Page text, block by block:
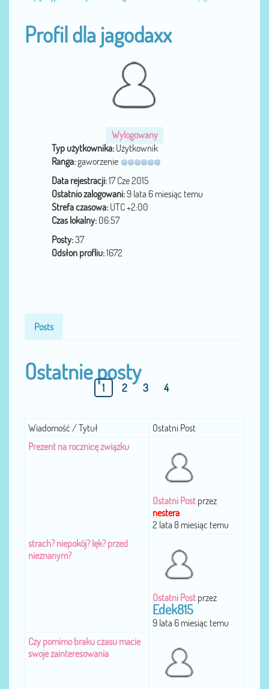
Profil dla jagodaxx
Wylogowany
Typ użytkownika: Użytkownik
Ranga:gaworzenie
Data rejestracji:17 Cze 2015
Ostatnio zalogowani:9 lata 6 miesiąc temu
Strefa czasowa: UTC +2:00
Czas lokalny: 06:57
Posty:37
Odsłon profliu:1672
Posts
Ostatnie posty
1 2 3 4
Wiadomość / Tytuł
Ostatni Post
Prezent na rocznicę związku
Ostatni Post przez
nestera
2 lata 8 miesiąc temu
strach? niepokój? lęk? przed
nieznanym?
Ostatni Post przez
Edek815
9 lata 6 miesiąc temu
Czy pomimo braku czasu macie
swoje zainteresowania